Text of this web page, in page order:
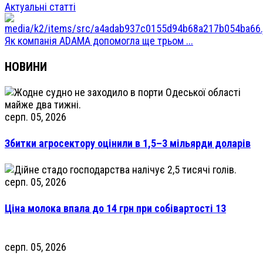
Актуальні статті
Як компанія ADAMA допомогла ще трьом ...
НОВИНИ
серп. 05, 2026
Збитки агросектору оцінили в 1,5–3 мільярди доларів
серп. 05, 2026
Ціна молока впала до 14 грн при собівартості 13
серп. 05, 2026